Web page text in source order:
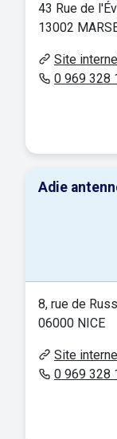
43 Rue de
13002
Site
0 969 328
Adie
8, rue de
06000 NICE
Site
0 969 328